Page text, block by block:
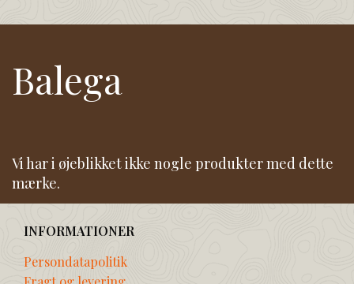
Balega
Vi har i øjeblikket ikke nogle produkter med dette
mærke.
INFORMATIONER
Persondatapolitik